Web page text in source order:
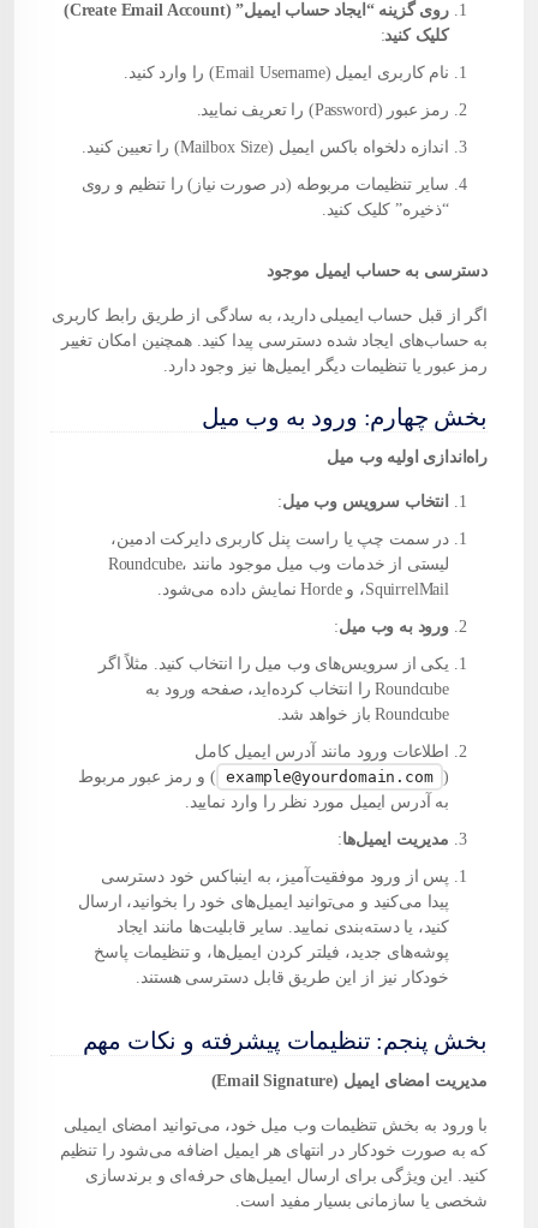
روی گزینه “ایجاد حساب ایمیل” (Create Email Account)
کلیک کنید:
نام کاربری ایمیل (Email Username) را وارد کنید.
رمز عبور (Password) را تعریف نمایید.
اندازه دلخواه باکس ایمیل (Mailbox Size) را تعیین کنید.
سایر تنظیمات مربوطه (در صورت نیاز) را تنظیم و روی
“ذخیره” کلیک کنید.
دسترسی به حساب ایمیل موجود
اگر از قبل حساب ایمیلی دارید، به سادگی از طریق رابط کاربری
به حساب‌های ایجاد شده دسترسی پیدا کنید. همچنین امکان تغییر
رمز عبور یا تنظیمات دیگر ایمیل‌ها نیز وجود دارد.
بخش چهارم: ورود به وب میل
راه‌اندازی اولیه وب میل
انتخاب سرویس وب میل:
در سمت چپ یا راست پنل کاربری دایرکت ادمین،
لیستی از خدمات وب میل موجود مانند Roundcube،
SquirrelMail، و Horde نمایش داده می‌شود.
ورود به وب میل:
یکی از سرویس‌های وب میل را انتخاب کنید. مثلاً اگر
Roundcube را انتخاب کرده‌اید، صفحه ورود به
Roundcube باز خواهد شد.
اطلاعات ورود مانند آدرس ایمیل کامل
(
example@yourdomain.com
) و رمز عبور مربوط
به آدرس ایمیل مورد نظر را وارد نمایید.
مدیریت ایمیل‌ها:
پس از ورود موفقیت‌آمیز، به اینباکس خود دسترسی
پیدا می‌کنید و می‌توانید ایمیل‌های خود را بخوانید، ارسال
کنید، یا دسته‌بندی نمایید. سایر قابلیت‌ها مانند ایجاد
پوشه‌های جدید، فیلتر کردن ایمیل‌ها، و تنظیمات پاسخ
خودکار نیز از این طریق قابل دسترسی هستند.
بخش پنجم: تنظیمات پیشرفته و نکات مهم
مدیریت امضای ایمیل (Email Signature)
با ورود به بخش تنظیمات وب میل خود، می‌توانید امضای ایمیلی
که به صورت خودکار در انتهای هر ایمیل اضافه می‌شود را تنظیم
کنید. این ویژگی برای ارسال ایمیل‌های حرفه‌ای و برندسازی
شخصی یا سازمانی بسیار مفید است.